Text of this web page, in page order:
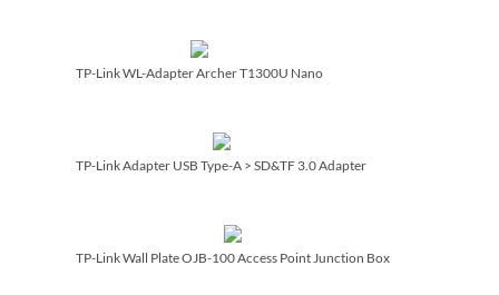
TP-Link WL-Adapter Archer T1300U Nano
TP-Link Adapter USB Type-A > SD&TF 3.0 Adapter
TP-Link Wall Plate OJB-100 Access Point Junction Box